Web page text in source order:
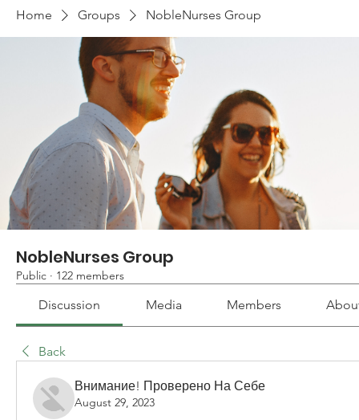
Home Groups NobleNurses Group
NobleNurses Group
Public · 122 members
Discussion Media Members
Back
Внимание! Проверено На Себе
August 29, 2023